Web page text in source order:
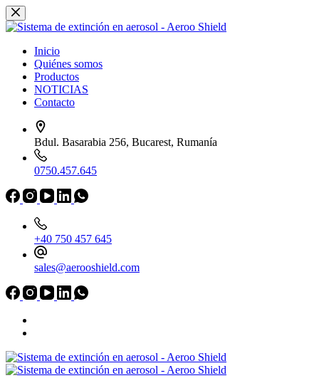
Saltar
al
Inicio
Quiénes somos
Productos
NOTICIAS
Contacto
Bdul. Basarabia 256, Bucarest, Rumanía
0750.457.645
+40 750 457 645
sales@aerooshield.com